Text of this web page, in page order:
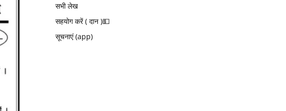
सभी लेख
सहयोग करें ( दान )💵
सूचनाएं (app)